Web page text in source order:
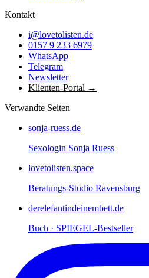
Kontakt
i@lovetolisten.de
0157 9 233 6979
WhatsApp
Telegram
Newsletter
Klienten-Portal →
Verwandte Seiten
sonja-ruess.de
Sexologin Sonja Ruess
lovetolisten.space
Beratungs-Studio Ravensburg
derelefantindeinembett.de
Buch · SPIEGEL-Bestseller